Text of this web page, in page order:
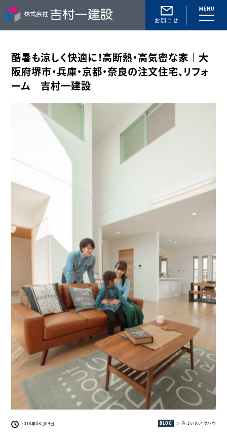
toggle
酷暑も涼しく快適に！高断熱・高気密な家｜大
阪府堺市・兵庫・京都・奈良の注文住宅、リフォ
ーム 吉村一建設
2018年08月09日 BLOG > 住まいのノウハウ